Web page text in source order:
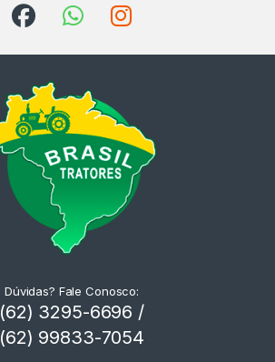
Dúvidas? Fale Conosco:
(62) 3295-6696 /
(62) 99833-7054